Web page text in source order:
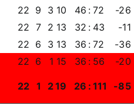
22 9 3 10 46 : 72
-26
22 7 2 13 32 : 43
-11
22 6 3 13 36 : 72
-36
22 6 1 15 36 : 56 -20
22 1 219 26 : 111 -85